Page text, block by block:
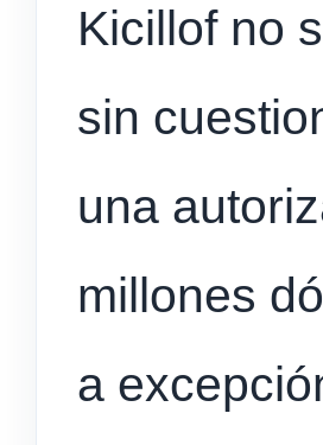
Kicillof no
sin
una
millones
a